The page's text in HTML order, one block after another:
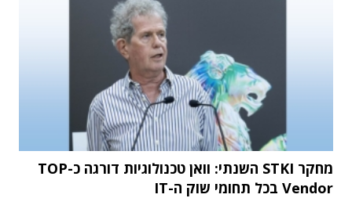
מחקר STKI השנתי: וואן טכנולוגיות דורגה כ-TOP
Vendor בכל תחומי שוק ה-IT